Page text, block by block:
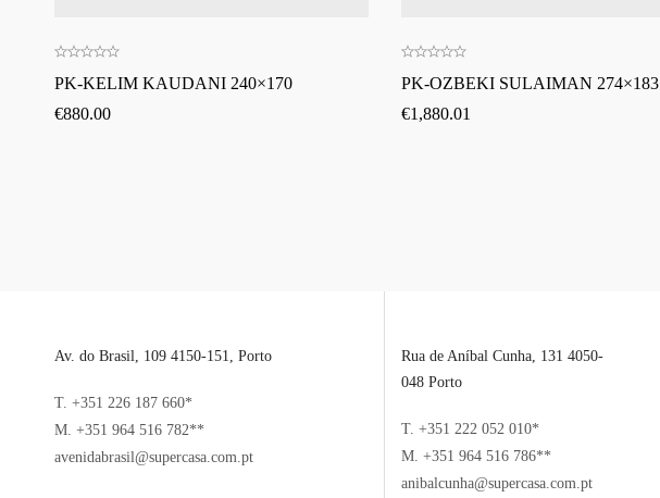
PK-KELIM KAUDANI 240×170
€880.00
PK-OZBEKI SULAIMAN 274×183
€1,880.01
Av. do Brasil, 109 4150-151, Porto
T. +351 226 187 660*
M. +351 964 516 782**
avenidabrasil@supercasa.com.pt
Rua de Aníbal Cunha, 131 4050-
048 Porto
T. +351 222 052 010*
M. +351 964 516 786**
anibalcunha@supercasa.com.pt